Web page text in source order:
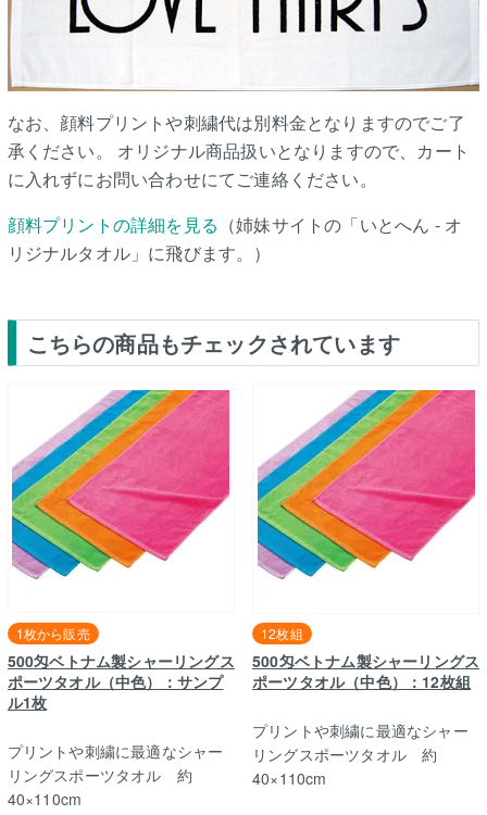
なお、顔料プリントや刺繍代は別料金となりますのでご了
承ください。 オリジナル商品扱いとなりますので、カート
に入れずにお問い合わせにてご連絡ください。
顔料プリントの詳細を見る （姉妹サイトの「いとへん - オ
リジナルタオル」に飛びます。）
こちらの商品もチェックされています
500匁ベトナム製シャーリングス
ポーツタオル（中色）：サンプ
ル1枚
1枚から販売
プリントや刺繍に最適なシャー
リングスポーツタオル 約
40×110cm
500匁ベトナム製シャーリングス
ポーツタオル（中色）：12枚組
12枚組
プリントや刺繍に最適なシャー
リングスポーツタオル 約
40×110cm